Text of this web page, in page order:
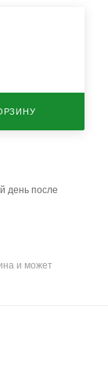
день после
и может